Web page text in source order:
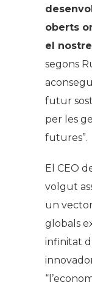
oberts
el
segons
futur
per les
futures”.
El CEO
volgut
un
globals
infinitat